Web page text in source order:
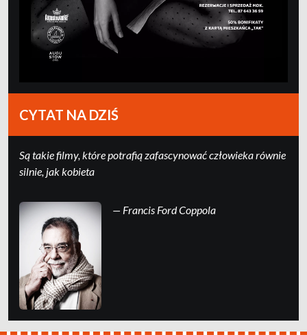
CYTAT NA DZIŚ
Są takie filmy, które potrafią zafascynować człowieka równie
silnie, jak kobieta
— Francis Ford Coppola